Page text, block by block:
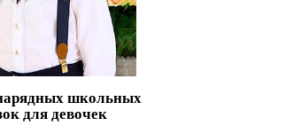
школьных
для девочек